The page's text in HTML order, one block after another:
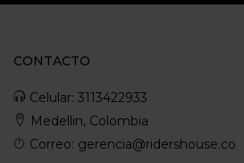
CONTACTO
Celular: 3113422933
Medellin, Colombia
Correo: gerencia@ridershouse.co